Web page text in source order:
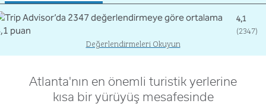
4,1
(2347)
Değerlendirmeleri Okuyun
Atlanta'nın en önemli turistik yerlerine
kısa bir yürüyüş mesafesinde